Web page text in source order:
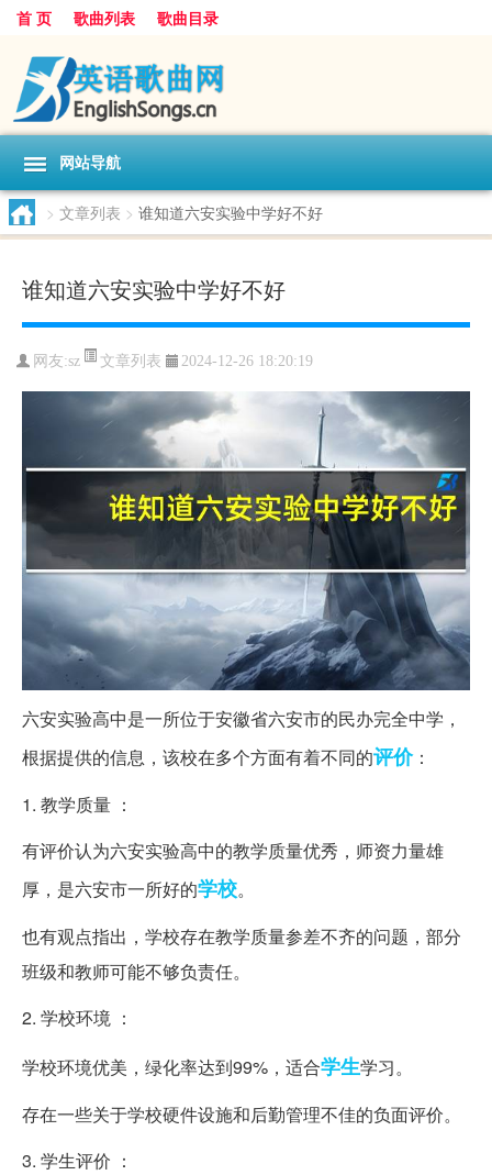
首 页 歌曲列表 歌曲目录
网站导航
> 文章列表 > 谁知道六安实验中学好不好
谁知道六安实验中学好不好
网友:sz 文章列表 2024-12-26 18:20:19
六安实验高中是一所位于安徽省六安市的民办完全中学，
根据提供的信息，该校在多个方面有着不同的评价：
1. 教学质量 ：
有评价认为六安实验高中的教学质量优秀，师资力量雄
厚，是六安市一所好的学校。
也有观点指出，学校存在教学质量参差不齐的问题，部分
班级和教师可能不够负责任。
2. 学校环境 ：
学校环境优美，绿化率达到99%，适合学生学习。
存在一些关于学校硬件设施和后勤管理不佳的负面评价。
3. 学生评价 ：